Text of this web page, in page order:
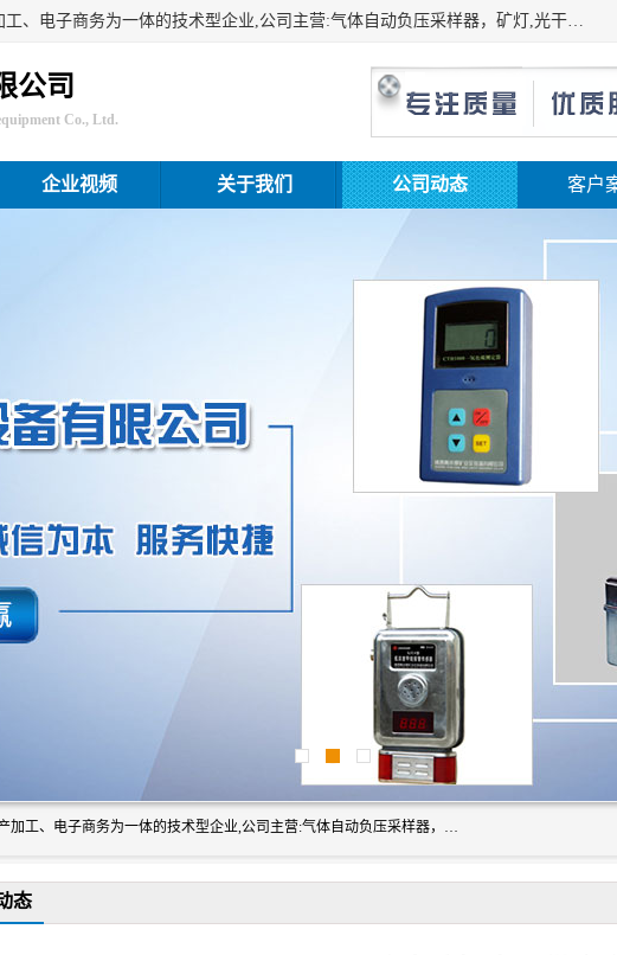
山东振达工矿设备有限公司是集科研开发、生产加工、电子商务为一体的技术型企业,公司主营:气体自动负压采样器，矿灯,光干涉甲烷测定器及其校验仪,甲烷报警仪及其校验装置,甲烷传感器校验装置,粉尘校验装置,煤尘爆炸校验装置,高压水表,三点测径规,圆型规,钢规磨耗仪,第四种检查器,内距尺,轮径尺,样板等铁路配件仪表,矿用设备等产品.
公司
Co., Ltd.
企业视频 关于我们 公司动态 客户
山东振达工矿设备有限公司是集科研开发、生产加工、电子商务为一体的技术型企业,公司主营:气体自动负压采样器，矿灯,光干涉甲烷测定器及其校验仪,甲烷报警仪及其校验装置,甲烷传感器校验装置,粉尘校验装置,煤尘爆炸校验装置,高压水表,三点测径规,圆型规,钢规磨耗仪,第四种检查器,内距尺,轮径尺,样板等铁路配件仪表,矿用设备等产品.
态